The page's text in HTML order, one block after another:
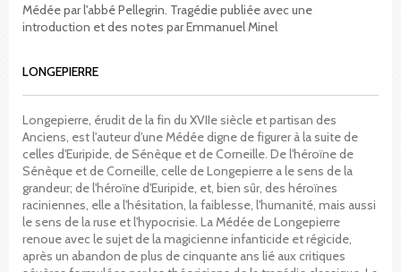
Médée par l'abbé Pellegrin. Tragédie publiée avec une
introduction et des notes par Emmanuel Minel
LONGEPIERRE
Longepierre, érudit de la fin du XVIIe siècle et partisan des
Anciens, est l'auteur d'une Médée digne de figurer à la suite de
celles d'Euripide, de Sénèque et de Corneille. De l'héroïne de
Sénèque et de Corneille, celle de Longepierre a le sens de la
grandeur; de l'héroïne d'Euripide, et, bien sûr, des héroïnes
raciniennes, elle a l'hésitation, la faiblesse, l'humanité, mais aussi
le sens de la ruse et l'hypocrisie. La Médée de Longepierre
renoue avec le sujet de la magicienne infanticide et régicide,
après un abandon de plus de cinquante ans lié aux critiques